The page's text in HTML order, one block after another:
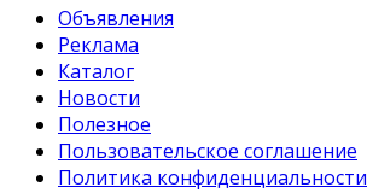
Объявления
Реклама
Каталог
Новости
Полезное
Пользовательское соглашение
Политика конфиденциальности